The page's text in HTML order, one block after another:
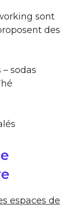
sont
des
sodas
espaces de